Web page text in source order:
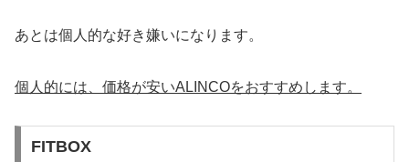
あとは個人的な好き嫌いになります。
個人的には、価格が安いALINCOをおすすめします。
FITBOX